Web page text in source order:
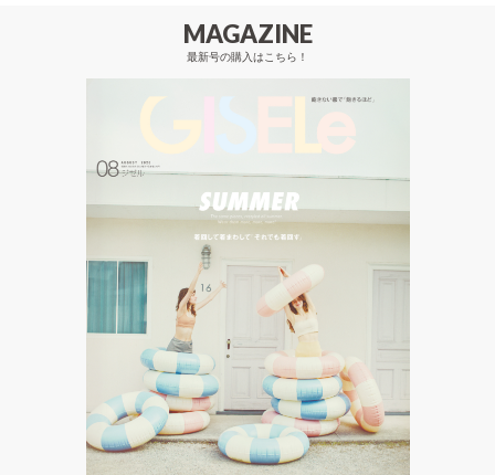
MAGAZINE
最新号の購入はこちら！